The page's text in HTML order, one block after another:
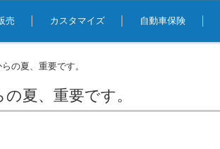
売 カスタマイズ 自動車保険
の夏、重要です。
夏、重要です。